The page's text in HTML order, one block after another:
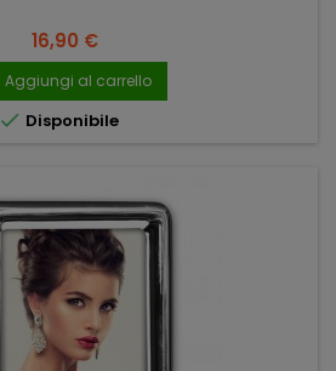
Prezzo
16,90 €
Aggiungi al carrello
 Disponibile